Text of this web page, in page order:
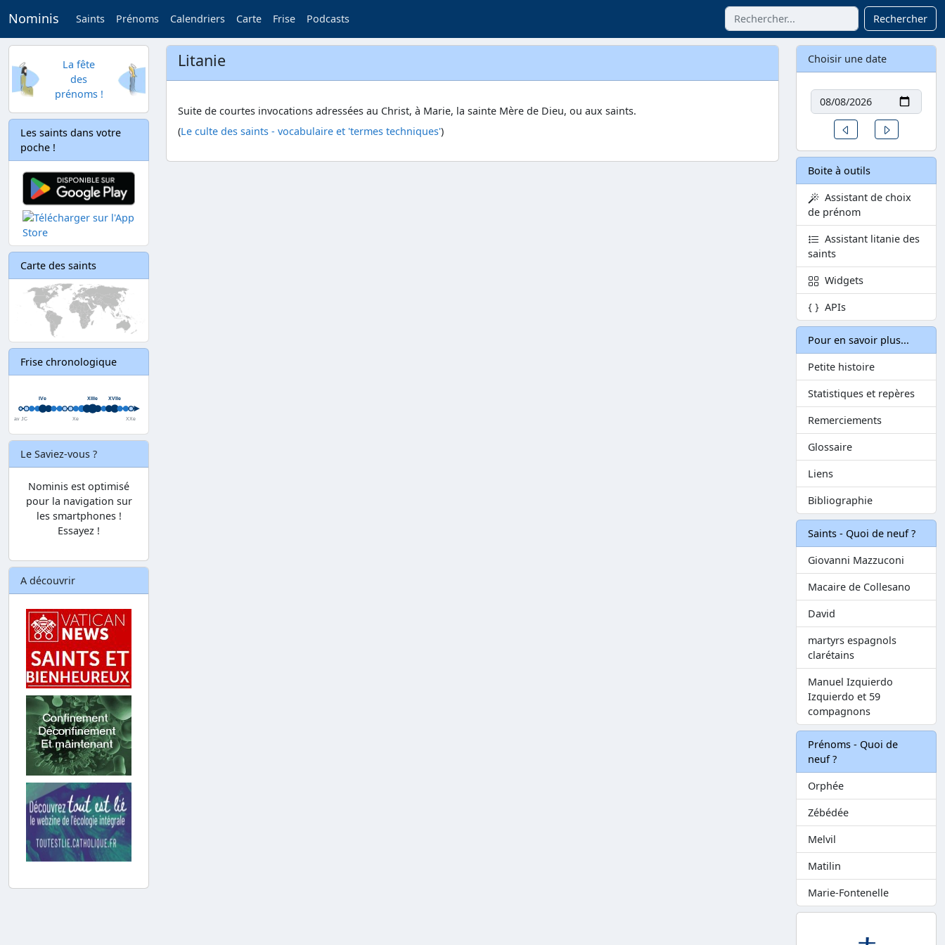
Nominis Saints Prénoms Calendriers Carte Frise Podcasts Rechercher
La fête
des
prénoms !
Les saints dans votre
poche !
Carte des saints
Frise chronologique
Le Saviez-vous ?
Nominis est optimisé
pour la navigation sur
les smartphones !
Essayez !
A découvrir
Litanie
Suite de courtes invocations adressées au Christ, à Marie, la sainte Mère de Dieu, ou aux saints.
(Le culte des saints - vocabulaire et 'termes techniques')
Choisir une date
Date
Un jour avant
Boite à outils
Assistant de choix
de prénom
Assistant litanie des
saints
Widgets
APIs
Pour en savoir plus...
Petite histoire
Statistiques et repères
Remerciements
Glossaire
Liens
Bibliographie
Saints - Quoi de neuf ?
Giovanni Mazzuconi
Macaire de Collesano
David
martyrs espagnols
clarétains
Manuel Izquierdo
Izquierdo et 59
compagnons
Prénoms - Quoi de
neuf ?
Orphée
Zébédée
Melvil
Matilin
Marie-Fontenelle